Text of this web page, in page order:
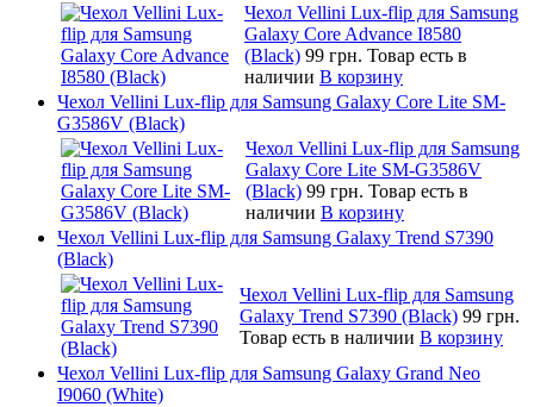
Чехол Vellini Lux-flip для Samsung
Galaxy Core Advance I8580
(Black) 99 грн. Товар есть в
наличии В корзину
Чехол Vellini Lux-flip для Samsung Galaxy Core Lite SM-
G3586V (Black)
Чехол Vellini Lux-flip для Samsung
Galaxy Core Lite SM-G3586V
(Black) 99 грн. Товар есть в
наличии В корзину
Чехол Vellini Lux-flip для Samsung Galaxy Trend S7390
(Black)
Чехол Vellini Lux-flip для Samsung
Galaxy Trend S7390 (Black) 99 грн.
Товар есть в наличии В корзину
Чехол Vellini Lux-flip для Samsung Galaxy Grand Neo
I9060 (White)